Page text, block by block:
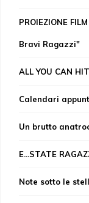
PROIEZIONE
Bravi Ragazzi"
ALL YOU CAN HIT
Calendari
Un brutto
E...STATE
Note sotto le